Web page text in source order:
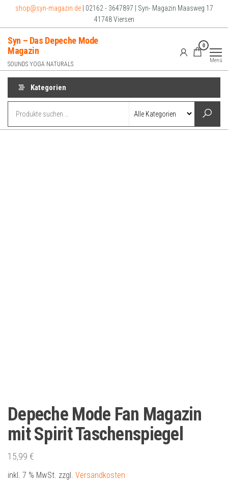
springen
shop@syn-magazin.de| 02162 - 3647897 | Syn- Magazin Maasweg 17
41748 Viersen
Syn – Das Depeche Mode
Magazin
SOUNDS YOGA NATURALS
0
Menü
Kategorien
Depeche Mode Fan Magazin
mit Spirit Taschenspiegel
15,99 €
inkl. 7 % MwSt. zzgl. Versandkosten